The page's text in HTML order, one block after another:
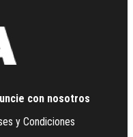
con nosotros
y Condiciones